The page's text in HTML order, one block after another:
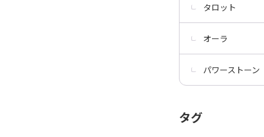
タロット
オーラ
パワーストーン
タグ